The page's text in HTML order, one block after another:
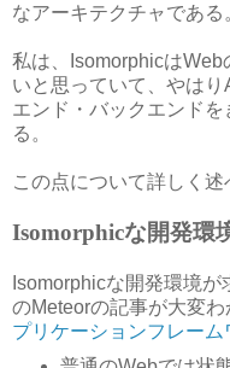
なアーキテクチャである
私は、Isomorphicは
いと思っていて、やは
エンド・バックエンド
る。
この点について詳しく述
Isomorphicな開発環
Isomorphicな開発環境
のMeteorの記事が大変
プリケーションフレー